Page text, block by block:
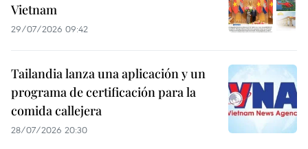
Vietnam
29/07/2026 09:42
Tailandia lanza una aplicación y un
programa de certificación para la
comida callejera
28/07/2026 20:30